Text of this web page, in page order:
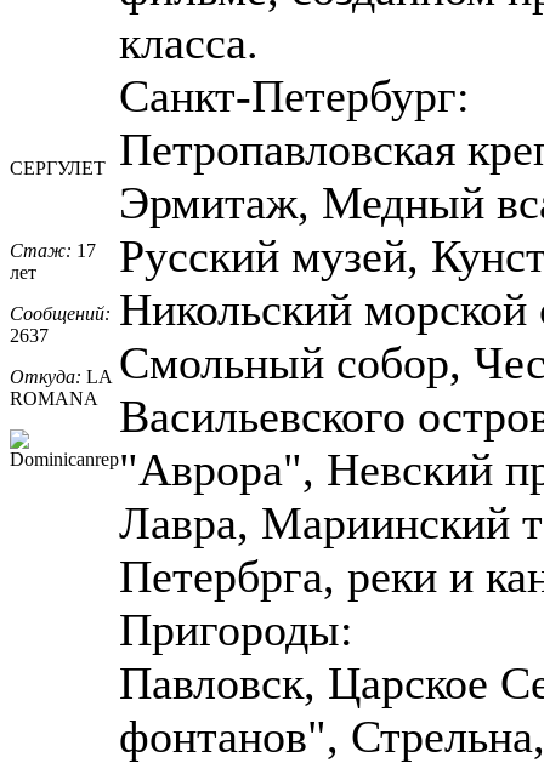
СЕРГУЛЕТ
Стаж: 17
лет
Сообщений:
2637
Откуда: LA
ROMANA
класса.
Санкт-Петербург:
Петропавловская
Эрмитаж, Медный
Русский музей,
Никольский морской
Смольный собор,
Васильевского
"Аврора", Невский
Лавра, Мариинский
Петербрга, реки и
Пригороды:
Павловск, Царское
фонтанов",